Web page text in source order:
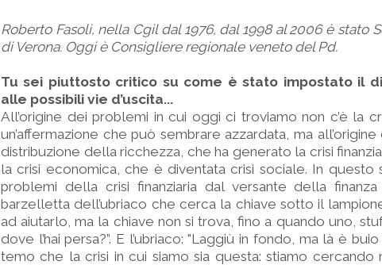
Roberto Fasoli, nella Cgil dal 1976, dal 1998 al 2006 è stato
di Verona. Oggi è Consigliere regionale veneto del Pd.
Tu sei piuttosto critico su come è stato impostato il
alle possibili vie d’uscita...
All’origine dei problemi in cui oggi ci troviamo non c’è la
un’affermazione che può sembrare azzardata, ma
distribuzione della ricchezza, che ha generato la crisi
la crisi economica, che è diventata crisi sociale. In questo
problemi della crisi finanziaria dal versante della
barzelletta dell’ubriaco che cerca la chiave sotto il
ad aiutarlo, ma la chiave non si trova, fino a quando uno,
dove l’hai persa?”. E l’ubriaco: "Laggiù in fondo, ma là è
temo che la crisi in cui siamo sia questa: stiamo cercando